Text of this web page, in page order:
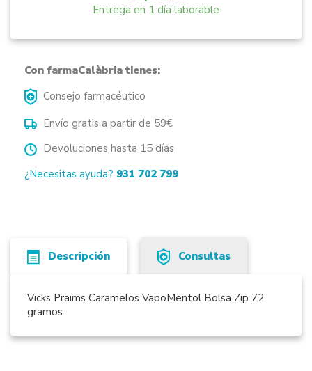
Entrega en 1 día laborable
Con farmaCalàbria tienes:
Consejo farmacéutico
Envío gratis a partir de 59€
Devoluciones hasta 15 días
¿Necesitas ayuda? 931 702 799
Descripción Consultas
Vicks Praims Caramelos VapoMentol Bolsa Zip 72
gramos